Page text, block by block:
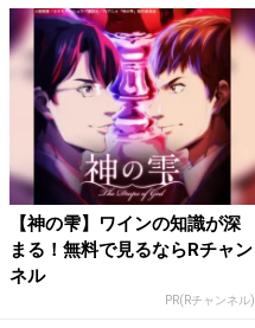
【神の雫】ワインの知識が深
まる！無料で見るならRチャン
ネル
PR(Rチャンネル)